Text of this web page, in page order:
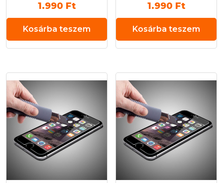
1.990 Ft
Kosárba teszem
1.990 Ft
Kosárba teszem